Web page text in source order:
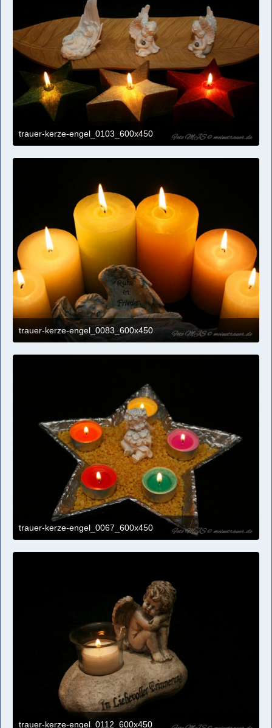
trauer-kerze-engel_0103_600x450
4. April 2021 um 11:09
trauer-kerze-engel_0083_600x450
4. April 2021 um 11:09
trauer-kerze-engel_0067_600x450
4. April 2021 um 11:09
trauer-kerze-engel_0112_600x450